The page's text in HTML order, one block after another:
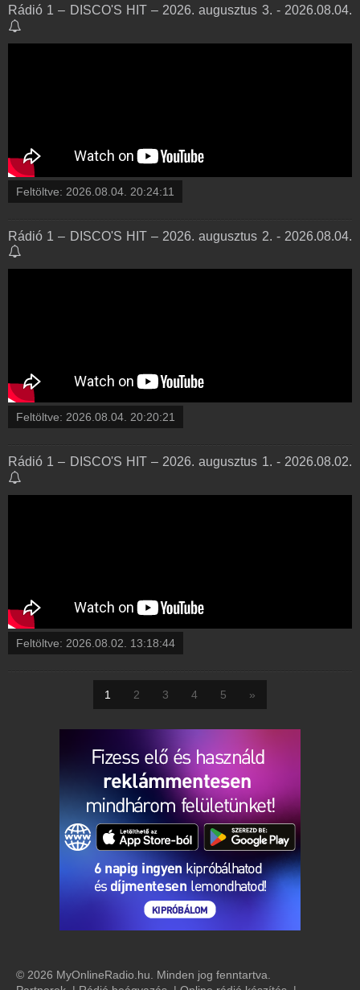
Rádió 1 – DISCO'S HIT – 2026. augusztus 3. - 2026.08.04.
Feltöltve: 2026.08.04. 20:24:11
Rádió 1 – DISCO'S HIT – 2026. augusztus 2. - 2026.08.04.
Feltöltve: 2026.08.04. 20:20:21
Rádió 1 – DISCO'S HIT – 2026. augusztus 1. - 2026.08.02.
Feltöltve: 2026.08.02. 13:18:44
1 2 3 4 5 »
© 2026 MyOnlineRadio.hu. Minden jog fenntartva.